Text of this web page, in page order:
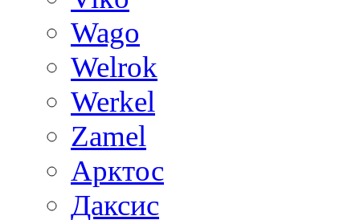
Wago
Welrok
Werkel
Zamel
Арктос
Даксис